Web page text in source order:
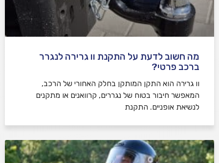
מה חשוב לדעת על התקנת וו גרירה לנגרר
ברכב פרטי?
וו גרירה הוא התקן המותקן בחלק האחורי של הרכב,
המאפשר חיבור בטוח של נגררים, קרוואנים או מתקנים
לנשיאת אופניים. התקנת